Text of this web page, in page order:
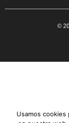
©
Usamos